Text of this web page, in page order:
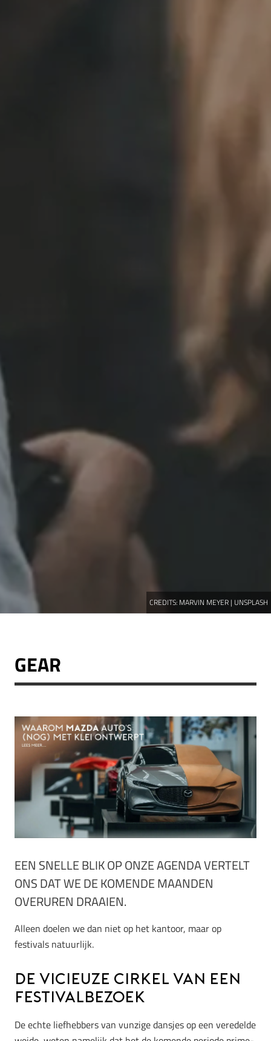
CREDITS: MARVIN MEYER | UNSPLASH
GEAR
EEN SNELLE BLIK OP ONZE AGENDA VERTELT
ONS DAT WE DE KOMENDE MAANDEN
OVERUREN DRAAIEN.
Alleen doelen we dan niet op het kantoor, maar op
festivals natuurlijk.
De vicieuze cirkel van een
festivalbezoek
De echte liefhebbers van vunzige dansjes op een veredelde